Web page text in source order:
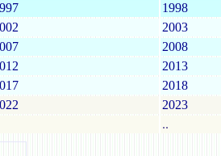
1998
2003
2008
2013
2018
2023
..